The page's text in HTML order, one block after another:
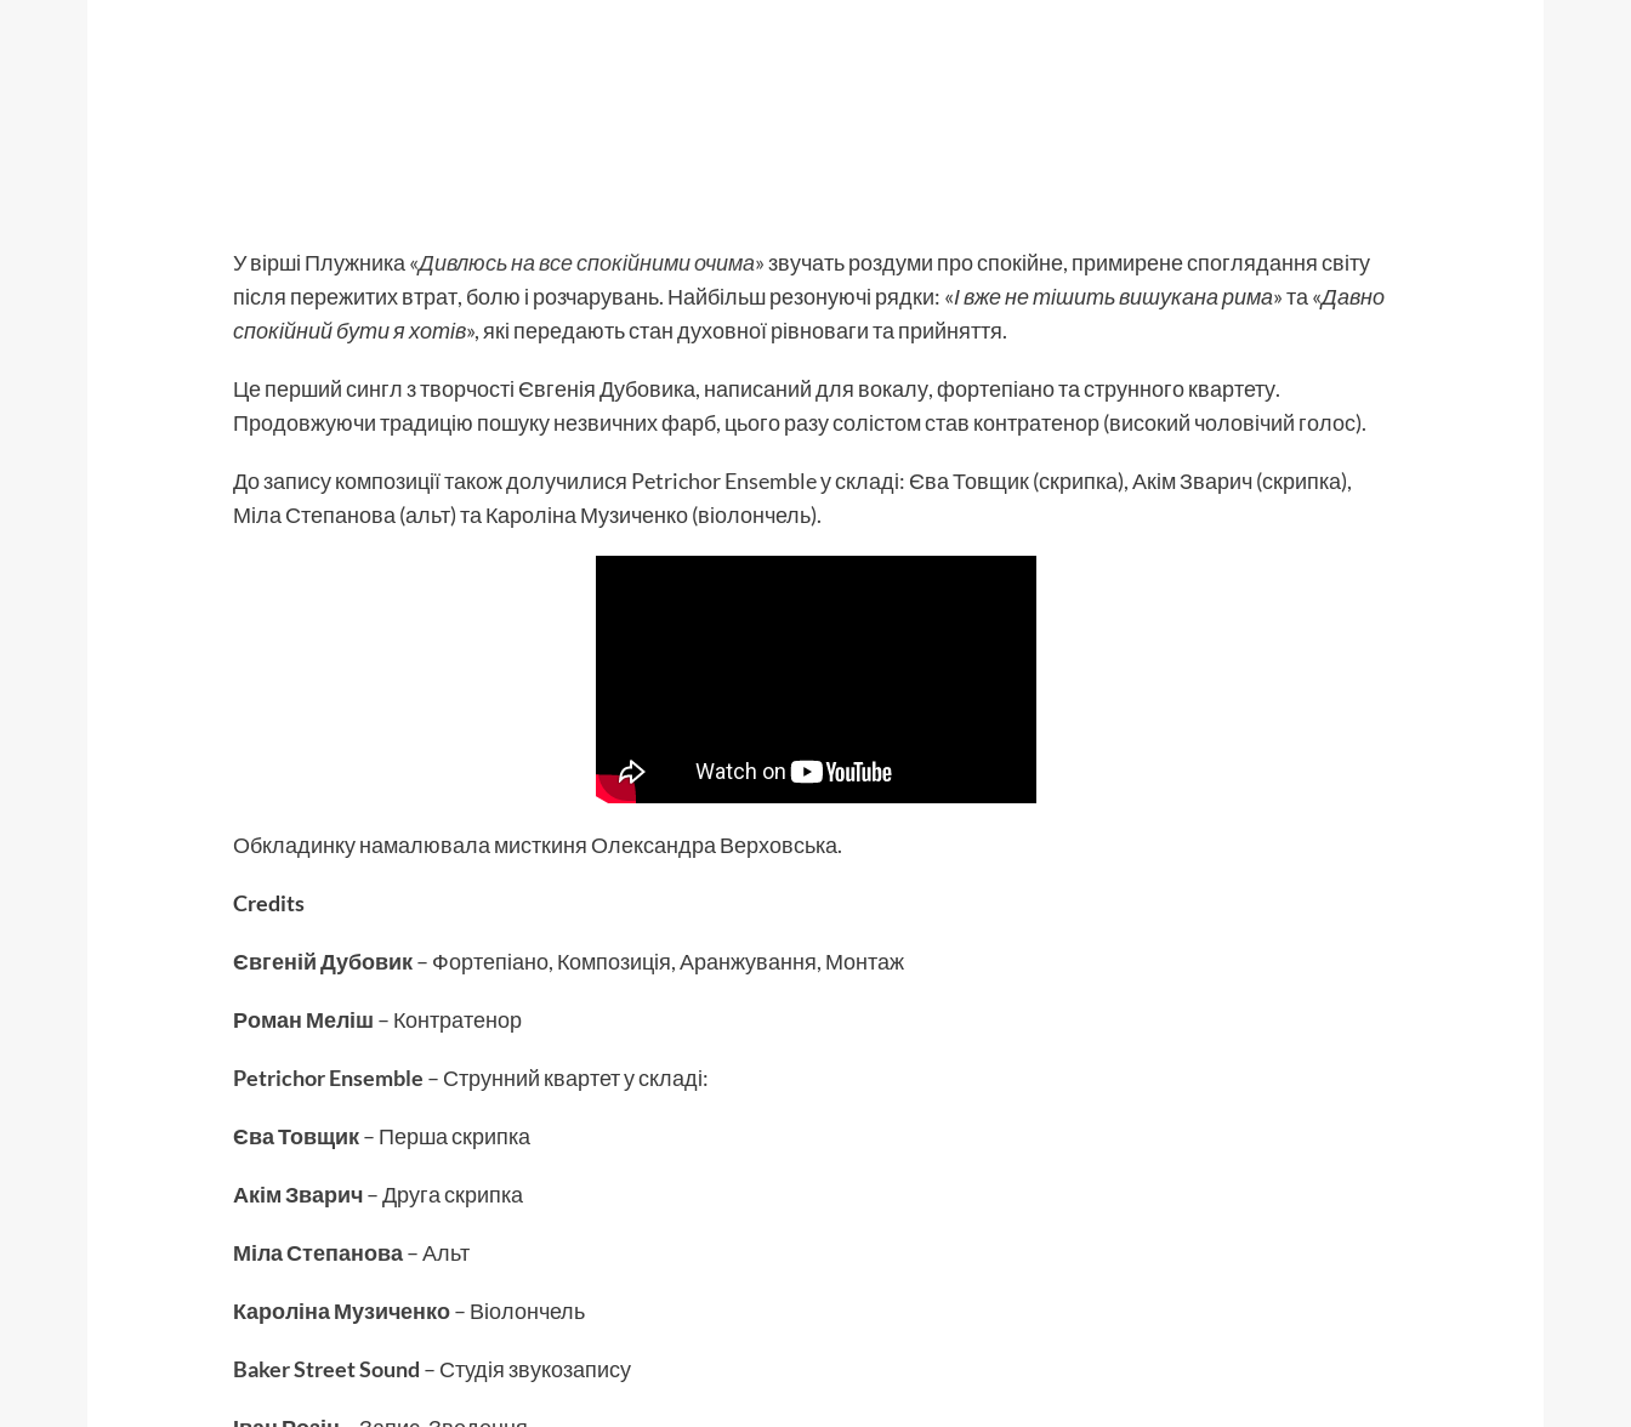
У вірші Плужника «Дивлюсь на все спокійними очима»звучать роздуми про спокійне, примирене споглядання світу
після пережитих втрат, болю і розчарувань. Найбільш резонуючі рядки: «І вже не тішить вишукана рима» та «Давно
спокійний бути я хотів», які передають стан духовної рівноваги та прийняття.
Це перший сингл з творчості Євгенія Дубовика, написаний для вокалу, фортепіано та струнного квартету.
Продовжуючи традицію пошуку незвичних фарб, цього разу солістом став контратенор (високий чоловічий голос).
До запису композиції також долучилися Petrichor Ensemble у складі: Єва Товщик (скрипка), Акім Зварич (скрипка),
Міла Степанова (альт) та Кароліна Музиченко (віолончель).
Обкладинку намалювала мисткиня Олександра Верховська.
Credits
Євгеній Дубовик– Фортепіано, Композиція, Аранжування, Монтаж
Роман Меліш – Контратенор
Petrichor Ensemble – Струнний квартет у складі:
Єва Товщик– Перша скрипка
Акім Зварич– Друга скрипка
Міла Степанова– Альт
Кароліна Музиченко– Віолончель
Baker Street Sound – Студія звукозапису